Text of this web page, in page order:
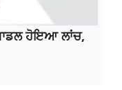
ਹੋਇਆ ਲਾਂਚ,